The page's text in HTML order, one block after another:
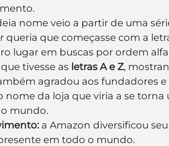
nome veio a partir de uma
queria que começasse com a
lugar em buscas por ordem
tivesse as letras A e Z,
agradou aos fundadores
nome da loja que viria a se torna
mundo.
a Amazon diversificou
em todo o mundo.